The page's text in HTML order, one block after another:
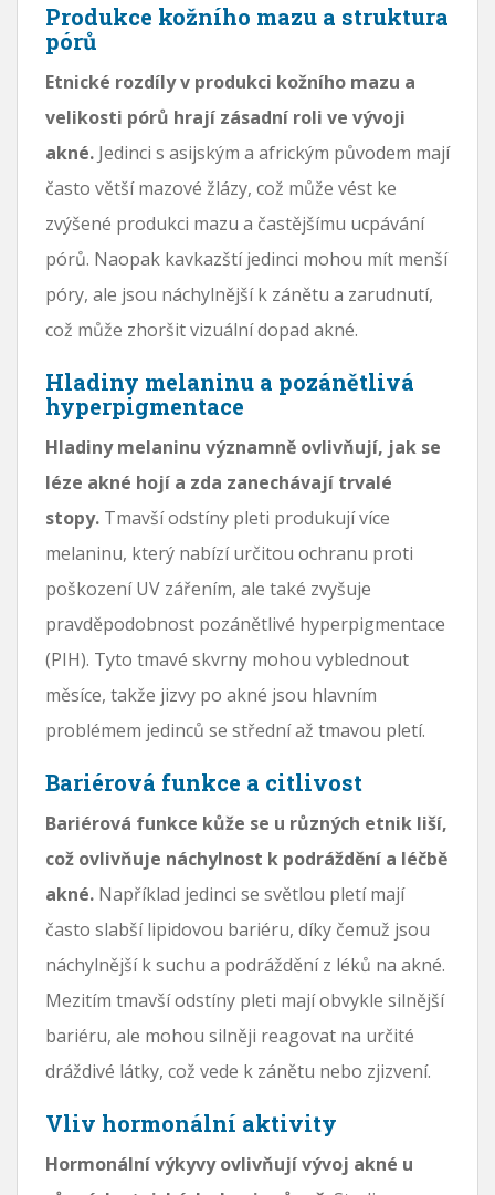
Produkce kožního mazu a struktura
pórů
Etnické rozdíly v produkci kožního mazu a
velikosti pórů hrají zásadní roli ve vývoji
akné. Jedinci s asijským a africkým původem mají
často větší mazové žlázy, což může vést ke
zvýšené produkci mazu a častějšímu ucpávání
pórů. Naopak kavkazští jedinci mohou mít menší
póry, ale jsou náchylnější k zánětu a zarudnutí,
což může zhoršit vizuální dopad akné.
Hladiny melaninu a pozánětlivá
hyperpigmentace
Hladiny melaninu významně ovlivňují, jak se
léze akné hojí a zda zanechávají trvalé
stopy. Tmavší odstíny pleti produkují více
melaninu, který nabízí určitou ochranu proti
poškození UV zářením, ale také zvyšuje
pravděpodobnost pozánětlivé hyperpigmentace
(PIH). Tyto tmavé skvrny mohou vyblednout
měsíce, takže jizvy po akné jsou hlavním
problémem jedinců se střední až tmavou pletí.
Bariérová funkce a citlivost
Bariérová funkce kůže se u různých etnik liší,
což ovlivňuje náchylnost k podráždění a léčbě
akné. Například jedinci se světlou pletí mají
často slabší lipidovou bariéru, díky čemuž jsou
náchylnější k suchu a podráždění z léků na akné.
Mezitím tmavší odstíny pleti mají obvykle silnější
bariéru, ale mohou silněji reagovat na určité
dráždivé látky, což vede k zánětu nebo zjizvení.
Vliv hormonální aktivity
Hormonální výkyvy ovlivňují vývoj akné u